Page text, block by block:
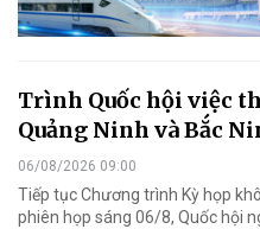
Trình Quốc hội việc
Quảng Ninh và Bắc
06/08/2026 09:00
Tiếp tục Chương trình Kỳ họp
phiên họp sáng 06/8, Quốc hội